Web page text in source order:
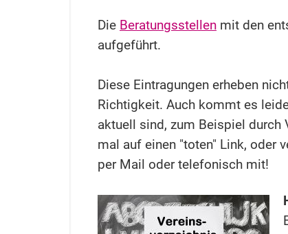
Die Beratungsstellen mit den
aufgeführt.
Diese Eintragungen erheben
Richtigkeit. Auch kommt es
aktuell sind, zum Beispiel durch
mal auf einen "toten" Link, oder
per Mail oder telefonisch mit!